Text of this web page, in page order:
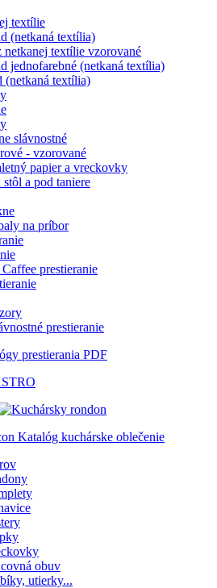
textílie
(netkaná textília)
netkanej textílie vzorované
jednofarebné (netkaná textília)
(netkaná textília)
slávnostné
- vzorované
papier a vreckovky
stôl a pod taniere
na príbor
prestieranie
prestieranie
prestierania PDF
Katalóg kuchárske oblečenie
obuv
utierky...